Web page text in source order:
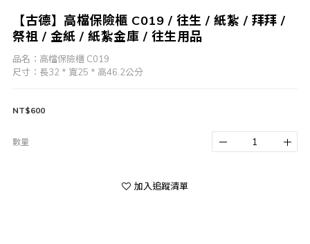
【古德】高檔保險櫃 C019 / 往生 / 紙紮 / 拜拜 /
祭祖 / 金紙 / 紙紮金庫 / 往生用品
品名：高檔保險櫃 C019
尺寸：長32 * 寬25 * 高46.2公分
NT$600
數量
加入追蹤清單